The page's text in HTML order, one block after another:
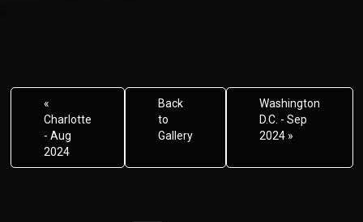
«
Charlotte
- Aug
2024
Back
to
Gallery
Washington
D.C. - Sep
2024 »